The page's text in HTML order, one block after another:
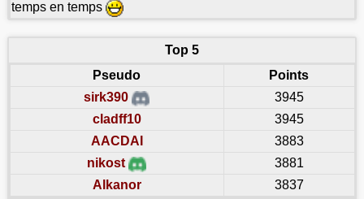
temps en temps
Top 5
Pseudo
Points
sirk390
3945
cladff10
3945
AACDAI
3883
nikost
3881
Alkanor
3837